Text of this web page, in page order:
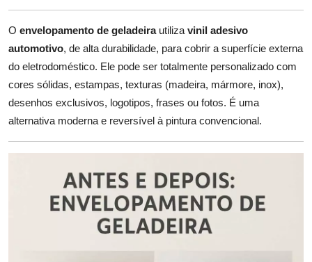
O envelopamento de geladeirautiliza vinil adesivo
automotivo, de alta durabilidade, para cobrir a superfície externa
do eletrodoméstico. Ele pode ser totalmente personalizado com
cores sólidas, estampas, texturas (madeira, mármore, inox),
desenhos exclusivos, logotipos, frases ou fotos. É uma
alternativa moderna e reversível à pintura convencional.